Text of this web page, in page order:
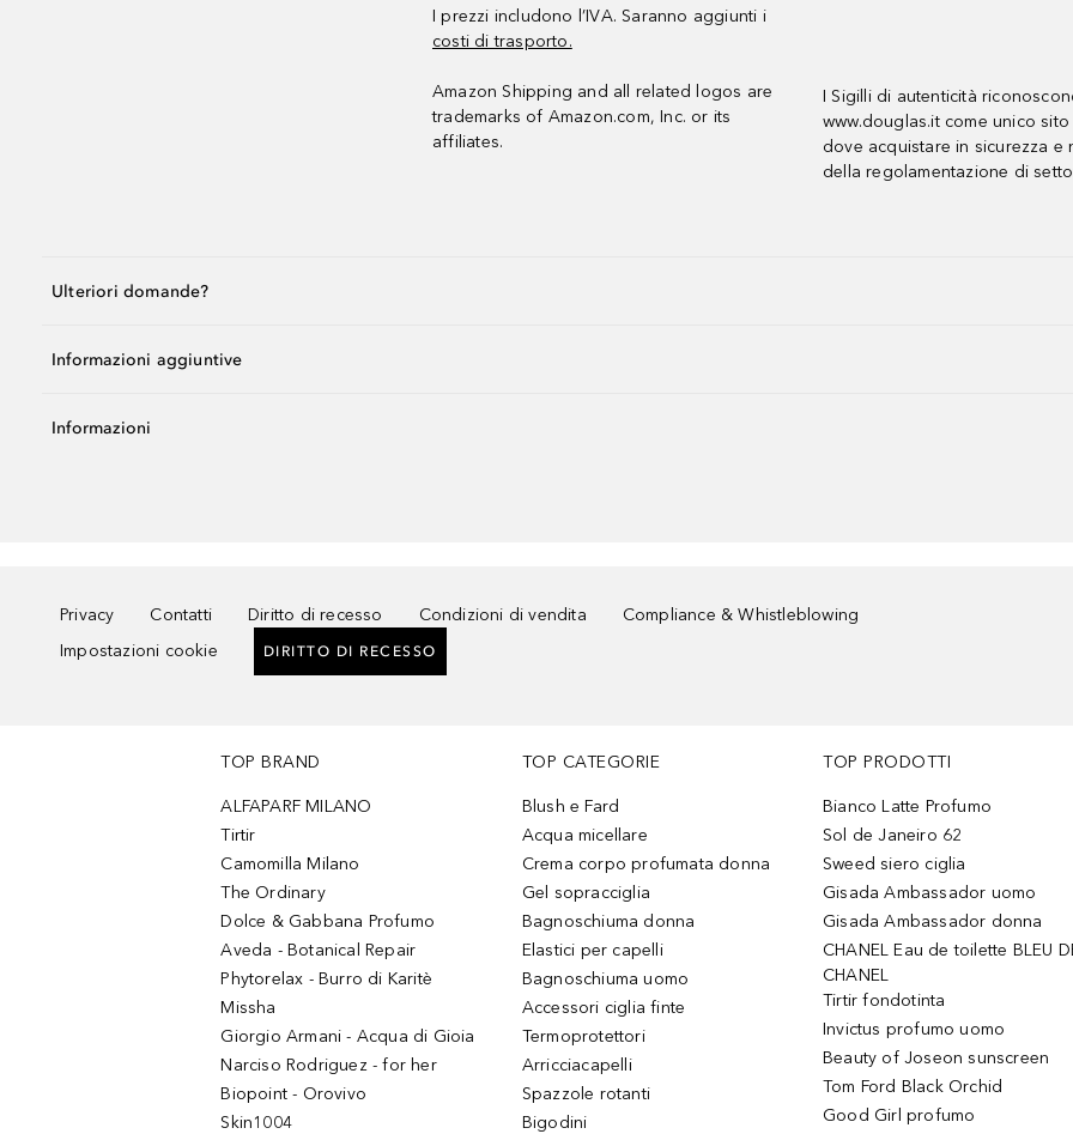
I prezzi includono l’IVA. Saranno aggiunti i
costi di trasporto.
Amazon Shipping and all related logos are
trademarks of Amazon.com, Inc. or its
affiliates.
I Sigilli di autenticità
www.douglas.it come unico
dove acquistare in sicurezza e
della regolamentazione di
Ulteriori domande?
Informazioni aggiuntive
Informazioni
Privacy Contatti Diritto di recesso Condizioni di vendita
Compliance & Whistleblowing
Impostazioni cookie
DIRITTO DI RECESSO
TOP BRAND
ALFAPARF MILANO
Tirtir
Camomilla Milano
The Ordinary
Dolce & Gabbana Profumo
Aveda - Botanical Repair
Phytorelax - Burro di Karitè
Missha
Giorgio Armani - Acqua di Gioia
Narciso Rodriguez - for her
Biopoint - Orovivo
Skin1004
TOP CATEGORIE
Blush e Fard
Acqua micellare
Crema corpo profumata donna
Gel sopracciglia
Bagnoschiuma donna
Elastici per capelli
Bagnoschiuma uomo
Accessori ciglia finte
Termoprotettori
Arricciacapelli
Spazzole rotanti
Bigodini
TOP PRODOTTI
Bianco Latte Profumo
Sol de Janeiro 62
Sweed siero ciglia
Gisada Ambassador uomo
Gisada Ambassador donna
CHANEL Eau de toilette BLEU
CHANEL
Tirtir fondotinta
Invictus profumo uomo
Beauty of Joseon sunscreen
Tom Ford Black Orchid
Good Girl profumo